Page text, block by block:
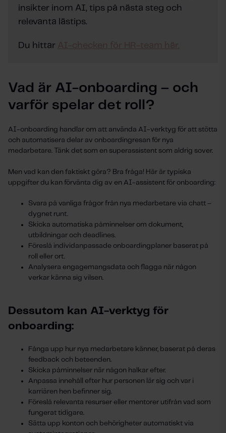
insikter inom AI, tips på nästa steg och
relevanta lästips.
Du hittar
Vad är AI-onboarding – och
varför spelar det roll?
AI-onboarding handlar om att använda AI-verktyg för att stötta
och automatisera delar av onboardingresan för nya
medarbetare. Tänk det som en superassistent som aldrig sover.
Men vad kan den faktiskt göra? Bra fråga! Här är typiska
uppgifter du kan förvänta dig av en AI-assistent för onboarding:
Svara på vanliga frågor från nya medarbetare via chatt –
dygnet runt.
Skicka automatiska påminnelser om dokument,
utbildningar och deadlines.
Föreslå individanpassade onboardingplaner baserat på
roll eller ort.
Analysera engagemangsdata och flagga när någon
verkar känna sig vilsen.
Dessutom kan AI-verktyg för
onboarding:
Fånga upp hur nya medarbetare känner, baserat på deras
feedback och beteenden.
Skicka påminnelser när någon halkar efter.
Anpassa innehåll efter hur personen lär sig och var i
karriären hen befinner sig.
Föreslå relevanta resurser eller mentorer utifrån vad som
fungerat tidigare.
Sätta upp konton och behörigheter automatiskt via